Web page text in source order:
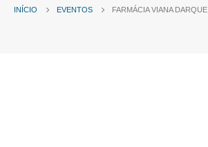
INÍCIO EVENTOS FARMÁCIA VIANA DARQUE